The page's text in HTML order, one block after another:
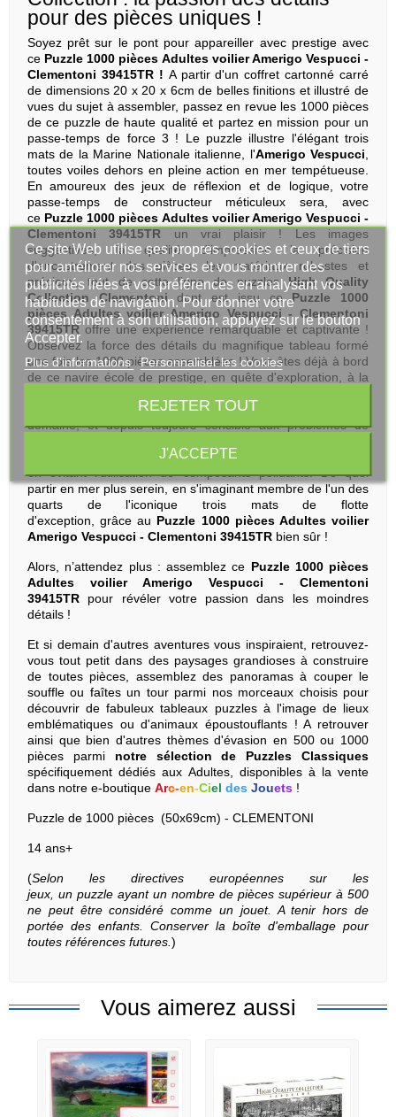
pour des pièces uniques !
Soyez prêt sur le pont pour appareiller avec prestige avec
ce Puzzle 1000 pièces Adultes voilier Amerigo Vespucci -
Clementoni 39415TR ! A partir d'un coffret cartonné carré
de dimensions 20 x 20 x 6cm de belles finitions et illustré de
vues du sujet à assembler, passez en revue les 1000 pièces
de ce puzzle de haute qualité et partez en mission pour un
passe-temps de force 3 ! Le puzzle illustre l'élégant trois
mats de la Marine Nationale italienne, l'Amerigo Vespucci,
toutes voiles dehors en pleine action en mer tempétueuse.
En amoureux des jeux de réflexion et de logique, votre
passe-temps de constructeur méticuleux sera, avec
ce Puzzle 1000 pièces Adultes voilier Amerigo Vespucci -
Clementoni 39415TR un vrai plaisir ! Les images
suggestives, la qualité d'impression la précision
d'encastrement des pièces, les matériaux robustes et
précieux, tout de cette ligne de puzzlesHigh Quality
Collection Clementonidont est issu cePuzzle 1000
pièces Adultes voilier Amerigo Vespucci - Clementoni
39415TRoffre une expérience remarquable et captivante !
Observez la force des détails du magnifique tableau formé
une fois les 1000 pièces assemblées ! Vous êtes déjà à bord
de ce navire école de prestige, en quête d'exploration, à la
nom de ce voilier militaire. Fort de son expérience dans le
domaine, et depuis toujours sensible aux problèmes de
remarquable qui exploite largement les matériaux recyclés,
en évitant l'utilisation de composants polluants. De quoi
partir en mer plus serein, en s'imaginant membre de l'un des
quarts de l'iconique trois mats de flotte
d'exception, grâce au Puzzle 1000 pièces Adultes voilier
Amerigo Vespucci - Clementoni 39415TR bien sûr !
Alors, n’attendez plus : assemblez ce Puzzle 1000 pièces
Adultes voilier Amerigo Vespucci - Clementoni
39415TR pour révéler votre passion dans les moindres
détails !
Et si demain d'autres aventures vous inspiraient, retrouvez-
vous tout petit dans des paysages grandioses à construire
de toutes pièces, assemblez des panoramas à couper le
souffle ou faîtes un tour parmi nos morceaux choisis pour
découvrir de fabuleux tableaux puzzles à l'image de lieux
emblématiques ou d'animaux époustouflants ! A retrouver
ainsi que bien d'autres thèmes d'évasion en 500 ou 1000
pièces parmi notre sélection de Puzzles Classiques
spécifiquement dédiés aux Adultes, disponibles à la vente
dans notre e-boutique Arc-en-Ciel des Jouets !
Puzzle de 1000 pièces (50x69cm) - CLEMENTONI
14 ans+
(Selon les directives européennes sur les
jeux, un puzzle ayant un nombre de pièces supérieur à 500
ne peut être considéré comme un jouet. A tenir hors de
portée des enfants. Conserver la boîte d'emballage pour
toutes références futures.)
Vous aimerez aussi
Ce site Web utilise ses propres cookies et ceux de tiers
pour améliorer nos services et vous montrer des
publicités liées à vos préférences en analysant vos
habitudes de navigation. Pour donner votre
consentement à son utilisation, appuyez sur le bouton
Accepter.
Plus d'informations Personnaliser les cookies
REJETER TOUT
J'ACCEPTE